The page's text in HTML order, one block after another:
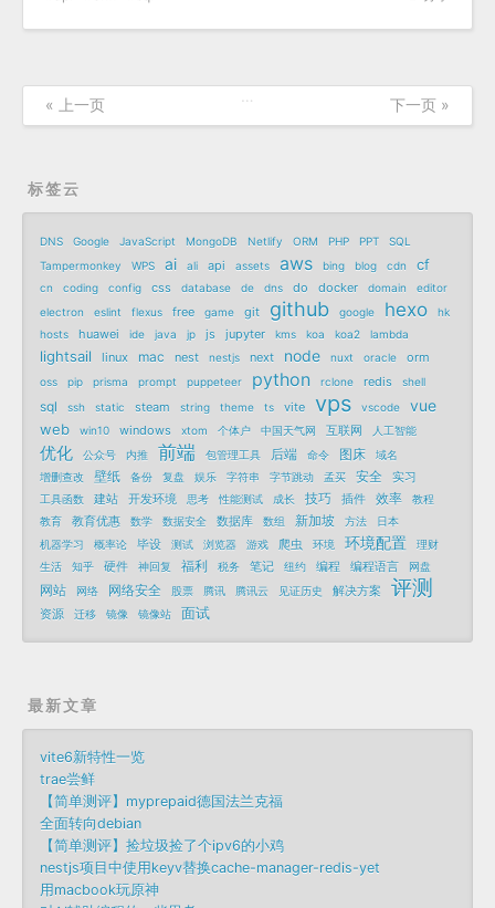
« 上一页 下一页 »
标签云
DNS Google JavaScript MongoDB Netlify ORM PHP PPT
SQL
Tampermonkey
WPS ai ali api assets aws bing blog cdn cf
cn coding config css database de dns do docker domain
editor
electron
eslint flexus free game git github google hexo
hk
hosts
huawei ide java jp js jupyter kms koa koa2 lambda
lightsail linux mac nest nestjs next node nuxt oracle orm
oss pip prisma prompt puppeteer python rclone redis shell
sql ssh static steam string theme ts vite vps vscode vue
web win10 windows xtom 个体户 中国天气网 互联网 人工智能
优化 公众号 内推 前端 包管理工具 后端 命令 图床
域名
增删查改
壁纸 备份 复盘 娱乐 字符串 字节跳动 孟买 安全 实习
工具函数 建站 开发环境 思考 性能测试 成长 技巧 插件 效率
教程
教育
教育优惠 数学 数据安全 数据库 数组 新加坡 方法
日本
机器学习
概率论 毕设 测试 浏览器 游戏 爬虫 环境 环境配置
理财
生活
知乎 硬件 神回复 福利 税务 笔记 纽约 编程 编程语言 网盘
网站 网络 网络安全 股票 腾讯 腾讯云 见证历史 解决方案 评测
资源 迁移 镜像 镜像站 面试
最新文章
vite6新特性一览
trae尝鲜
【简单测评】myprepaid德国法兰克福
全面转向debian
【简单测评】捡垃圾捡了个ipv6的小鸡
nestjs项目中使用keyv替换cache-manager-redis-yet
用macbook玩原神